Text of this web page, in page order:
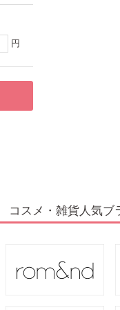
円
コスメ・雑貨人気ブ